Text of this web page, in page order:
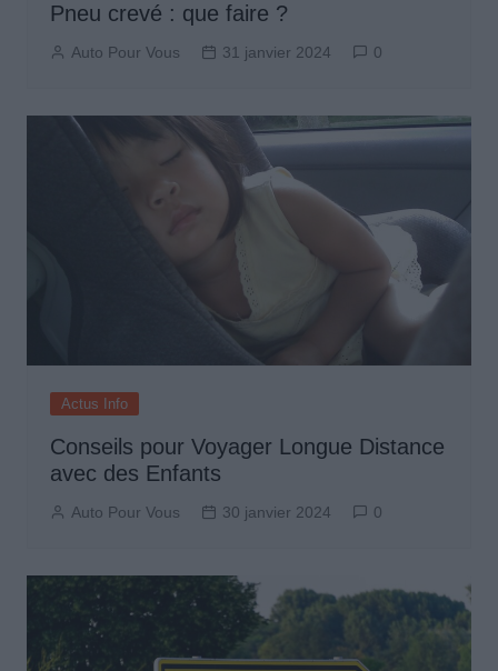
Pneu crevé : que faire ?
Auto Pour Vous 31 janvier 2024 0
Actus Info
Conseils pour Voyager Longue Distance
avec des Enfants
Auto Pour Vous 30 janvier 2024 0